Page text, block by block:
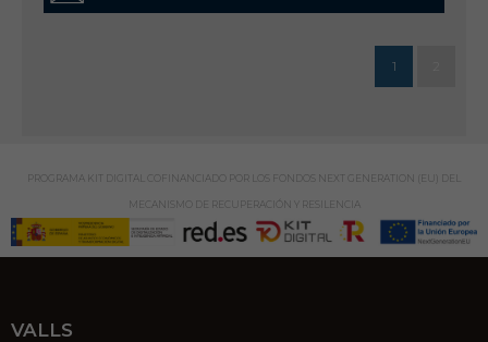
1
PROGRAMA KIT DIGITAL COFINANCIADO POR LOS FONDOS NEXT GENERATION (EU) DEL
MECANISMO DE RECUPERACIÓN Y RESILENCIA
VALLS